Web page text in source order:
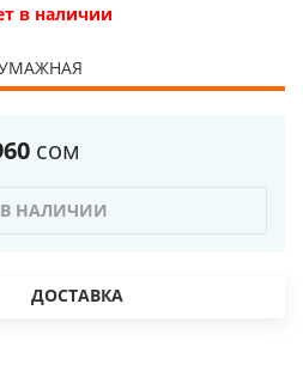
в наличии
сом
В НАЛИЧИИ
ДОСТАВКА